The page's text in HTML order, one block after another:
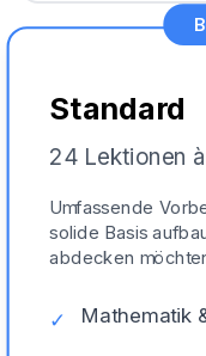
Standard
24 Lektionen
Umfassende
solide Basis
abdecken
✓ Mathematik